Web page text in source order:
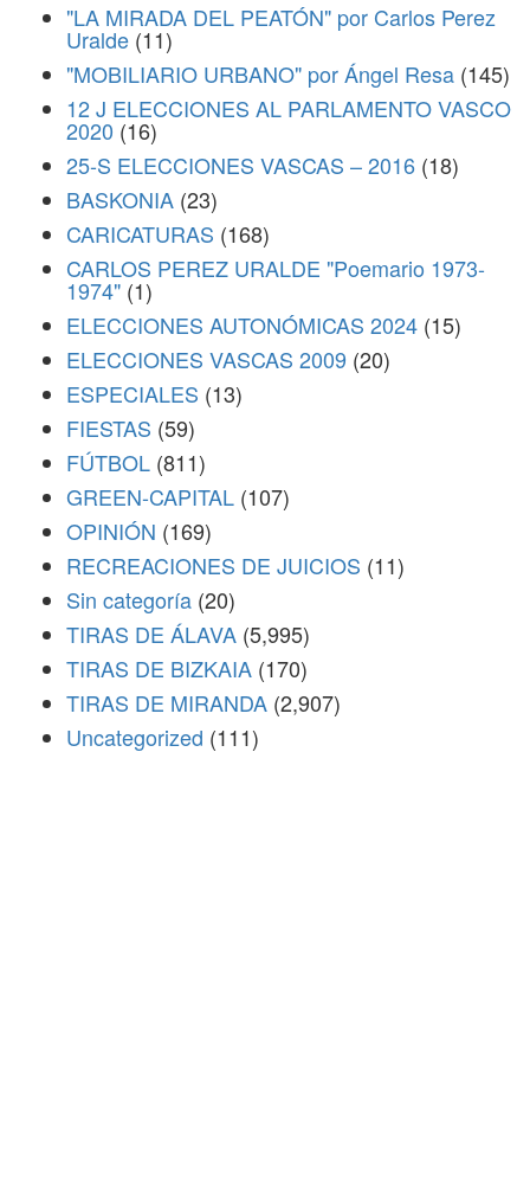
"LA MIRADA DEL PEATÓN" por Carlos Perez
Uralde (11)
"MOBILIARIO URBANO" por Ángel Resa (145)
12 J ELECCIONES AL PARLAMENTO VASCO
2020 (16)
25-S ELECCIONES VASCAS – 2016 (18)
BASKONIA (23)
CARICATURAS (168)
CARLOS PEREZ URALDE "Poemario 1973-
1974" (1)
ELECCIONES AUTONÓMICAS 2024 (15)
ELECCIONES VASCAS 2009 (20)
ESPECIALES (13)
FIESTAS (59)
FÚTBOL (811)
GREEN-CAPITAL (107)
OPINIÓN (169)
RECREACIONES DE JUICIOS (11)
Sin categoría (20)
TIRAS DE ÁLAVA (5,995)
TIRAS DE BIZKAIA (170)
TIRAS DE MIRANDA (2,907)
Uncategorized (111)